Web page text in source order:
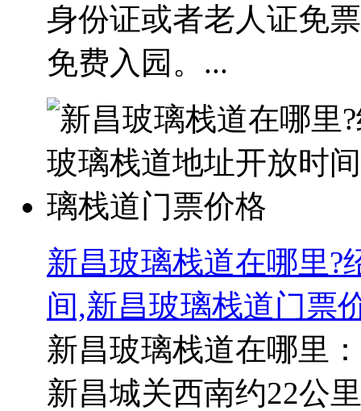
身份证或者老人证免
免费入园。...
新昌玻璃栈道在哪里?
间,新昌玻璃栈道门票
新昌玻璃栈道在哪里
新昌城关西南约22公